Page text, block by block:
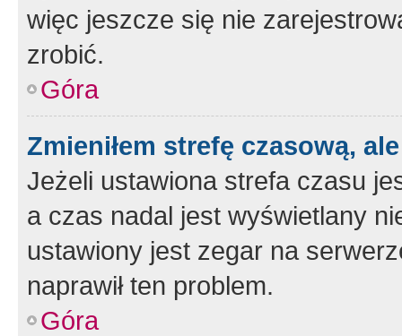
więc jeszcze się nie
zrobić.
Góra
Zmieniłem strefę czasową,
Jeżeli ustawiona strefa czasu
a czas nadal jest wyświetlany
ustawiony jest zegar na
naprawił ten problem.
Góra